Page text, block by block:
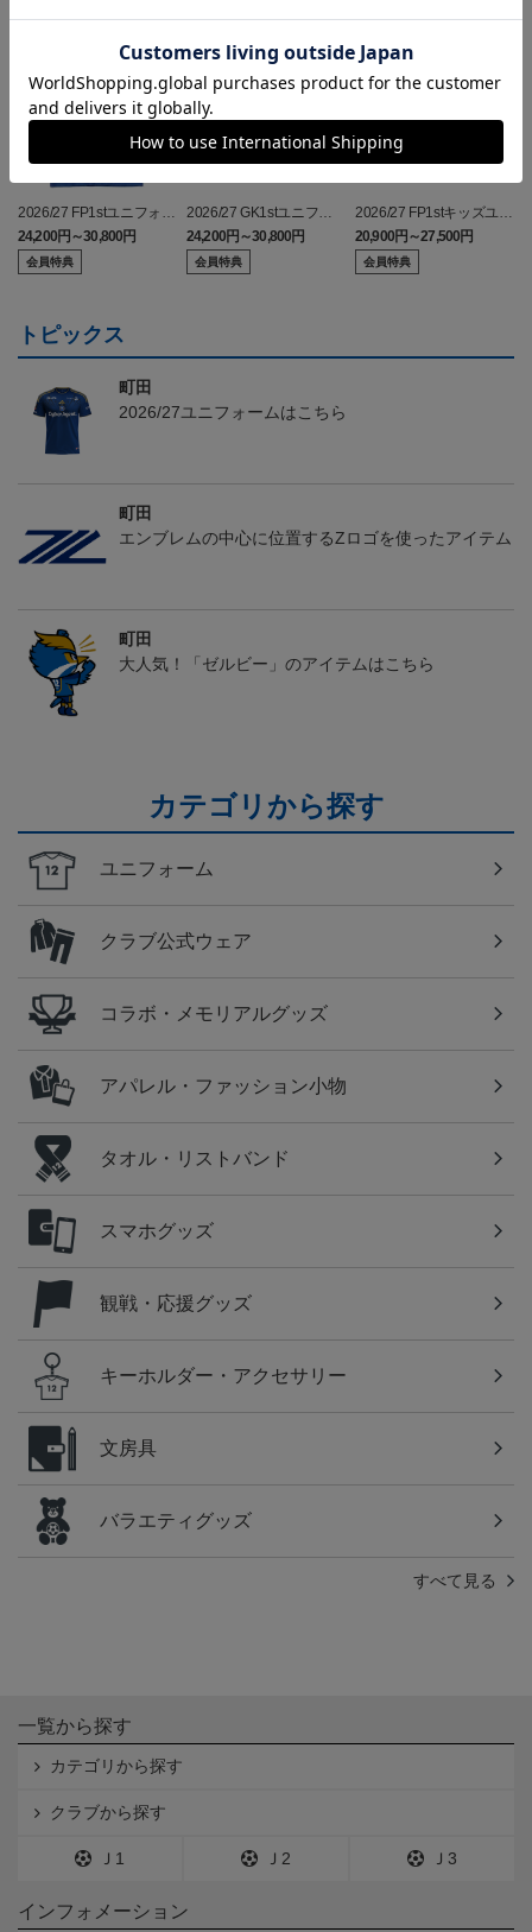
2026/27 FP1stユニフォー
ム
24,200円～30,800円
会員特典
2026/27 GK1stユニフォ
ーム
24,200円～30,800円
会員特典
2026/27 FP1stキッズユニ
フォーム
20,900円～27,500円
会員特典
トピックス
町田
2026/27ユニフォームはこちら
町田
エンブレムの中心に位置するZロゴを使ったアイテム
町田
大人気！「ゼルビー」のアイテムはこちら
カテゴリから探す
ユニフォーム
クラブ公式ウェア
コラボ・メモリアルグッズ
アパレル・ファッション小物
タオル・リストバンド
スマホグッズ
観戦・応援グッズ
キーホルダー・アクセサリー
文房具
バラエティグッズ
すべて見る
一覧から探す
カテゴリから探す
クラブから探す
Ｊ1 Ｊ2 Ｊ3
インフォメーション